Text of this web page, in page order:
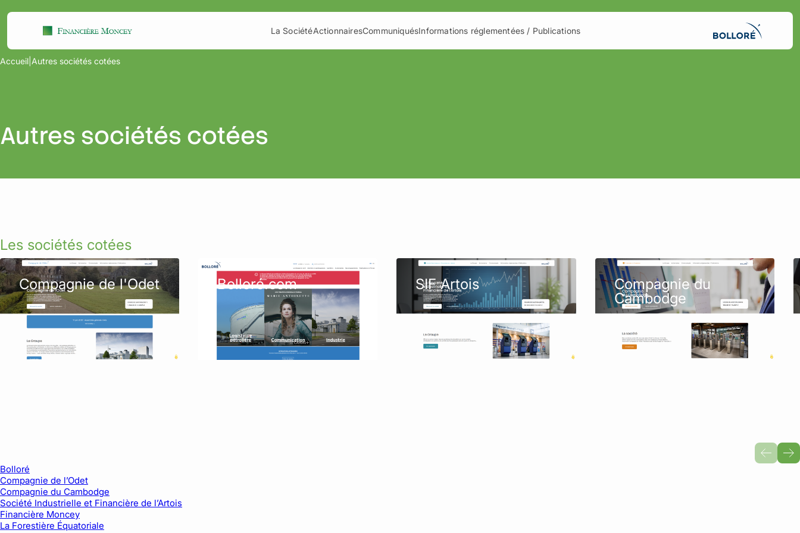
au
La SociétéActionnairesCommuniquésInformations réglementées / Publications
Accueil Autres sociétés cotées
Autres sociétés cotées
Les sociétés cotées
Compagnie de l'Odet Bolloré.com SIF Artois
Compagnie du
Cambodge
Bolloré
Compagnie de l’Odet
Compagnie du Cambodge
Société Industrielle et Financière de l’Artois
Financière Moncey
La Forestière Équatoriale